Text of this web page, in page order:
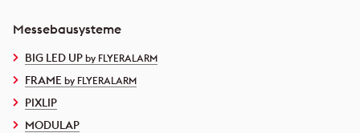
Messebausysteme
BIG LED UP by FLYERALARM
FRAME by FLYERALARM
PIXLIP
MODULAP